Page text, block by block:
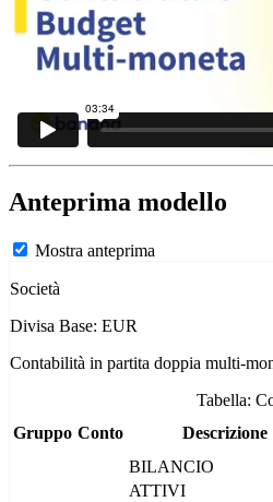
Anteprima modello
Mostra anteprima
Società
Divisa Base: EUR
Contabilità in partita doppia multi-
Tabella:
Gruppo Conto Descrizione
BILANCIO
ATTIVI